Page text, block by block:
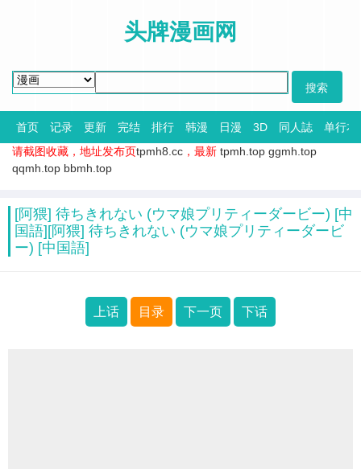
头牌漫画网
首页 记录 更新 完结 排行 韩漫 日漫 3D 同人誌
单行本
请截图收藏，地址发布页tpmh8.cc ，最新 tpmh.top ggmh.top
qqmh.top bbmh.top
[阿猥] 待ちきれない (ウマ娘プリティーダービー) [中
国語][阿猥] 待ちきれない (ウマ娘プリティーダービ
ー) [中国語]
上话 目录 下一页 下话